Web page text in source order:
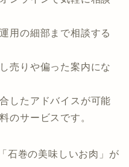
れなのか分からない
ンラインで気軽に相談
したアドバイスが可能